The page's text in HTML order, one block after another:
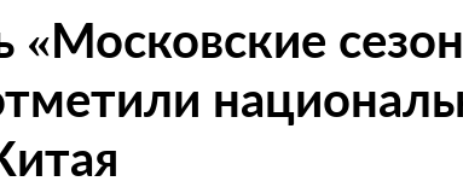
«Московские